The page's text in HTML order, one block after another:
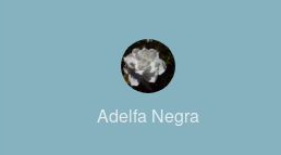
Adelfa Negra